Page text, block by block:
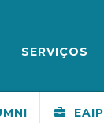
SERVIÇOS
EAIP